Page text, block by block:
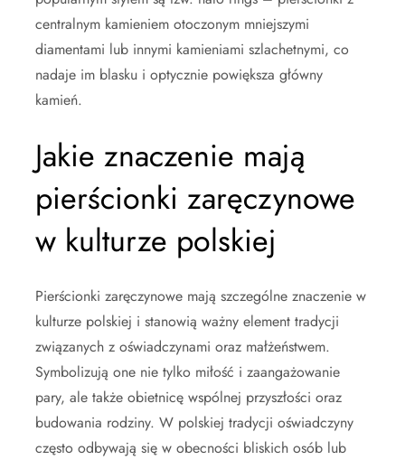
centralnym kamieniem otoczonym mniejszymi
diamentami lub innymi kamieniami szlachetnymi, co
nadaje im blasku i optycznie powiększa główny
kamień.
Jakie znaczenie mają
pierścionki zaręczynowe
w kulturze polskiej
Pierścionki zaręczynowe mają szczególne znaczenie w
kulturze polskiej i stanowią ważny element tradycji
związanych z oświadczynami oraz małżeństwem.
Symbolizują one nie tylko miłość i zaangażowanie
pary, ale także obietnicę wspólnej przyszłości oraz
budowania rodziny. W polskiej tradycji oświadczyny
często odbywają się w obecności bliskich osób lub